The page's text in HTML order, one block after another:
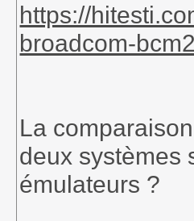
https://
broadcom-
La
deux systèmes
émulateurs ?